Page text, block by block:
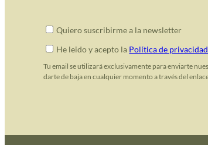
Quiero suscribirme a la newsletter
He leido y acepto la Política de privacidad
Tu email se utilizará exclusivamente para enviarte
darte de baja en cualquier momento a través del